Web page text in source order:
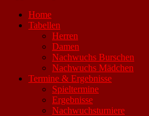
Home
Tabellen
Herren
Damen
Nachwuchs Burschen
Nachwuchs Mädchen
Termine & Ergebnisse
Spieltermine
Ergebnisse
Nachwuchsturniere